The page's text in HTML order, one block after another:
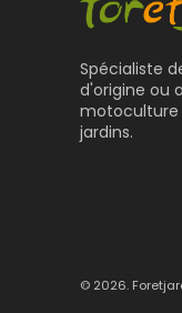
Spécialiste
d'origine ou
motoculture
jardins.
© 2026.